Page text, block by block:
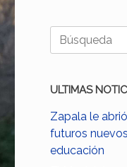
Buscar:
ULTIMAS
Zapala le
futuros
educación